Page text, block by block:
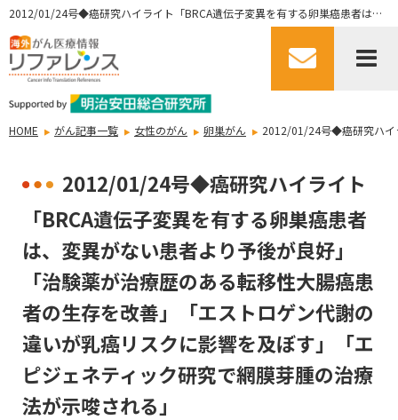
2012/01/24号◆癌研究ハイライト「BRCA遺伝子変異を有する卵巣癌患者は、変異がない患者より予後が良好」「治験薬が治療歴のある転移性大腸癌患者の生存を改善」「エストロゲン代謝の違いが乳癌リスクに影響を及ぼす」「エピジェネティック研究で網膜芽腫の治療法が示唆される」
HOME がん記事一覧 女性のがん 卵巣がん 2012/01/24号◆癌研究ハイ
2012/01/24号◆癌研究ハイライト
「BRCA遺伝子変異を有する卵巣癌患者
は、変異がない患者より予後が良好」
「治験薬が治療歴のある転移性大腸癌患
者の生存を改善」「エストロゲン代謝の
違いが乳癌リスクに影響を及ぼす」「エ
ピジェネティック研究で網膜芽腫の治療
法が示唆される」